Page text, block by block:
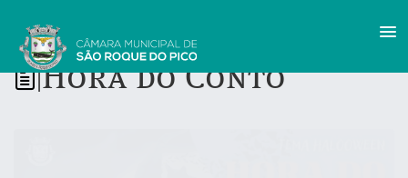
Hora do Conto